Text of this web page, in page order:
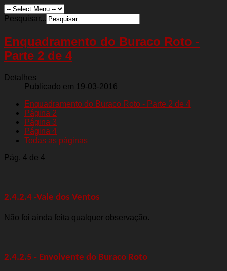
Pesquisar...
Enquadramento do Buraco Roto -
Parte 2 de 4
Detalhes
Publicado em 19-03-2016
Enquadramento do Buraco Roto - Parte 2 de 4
Página 2
Página 3
Página 4
Todas as páginas
Pág. 4 de 4
2.4.2.4 -Vale dos Ventos
Não foi ainda feita qualquer observação.
2.4.2.5 - Envolvente do Buraco Roto